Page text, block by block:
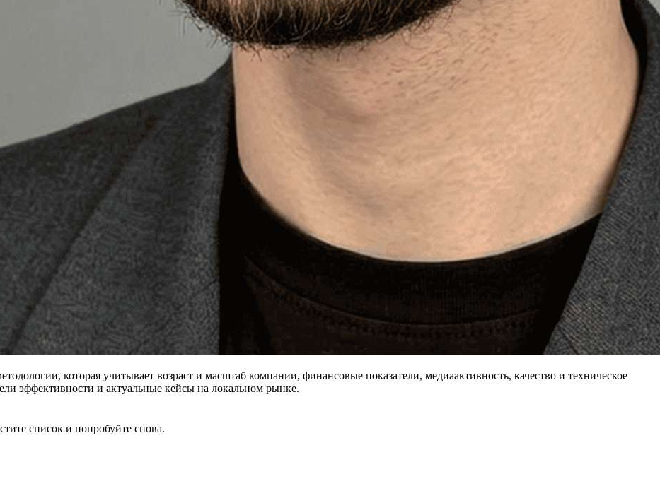
которая учитывает возраст и масштаб компании, финансовые показатели, медиаактивность, качество и техническое
эффективности и актуальные кейсы на локальном рынке.
список и попробуйте снова.